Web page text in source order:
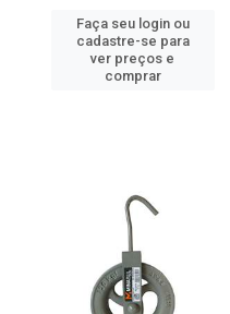
Faça seu login ou
cadastre-se para
ver preços e
comprar